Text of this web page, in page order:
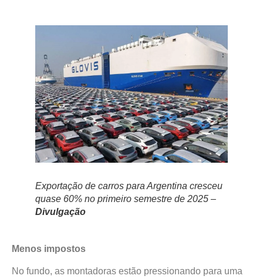
Exportação de carros para Argentina cresceu
quase 60% no primeiro semestre de 2025 –
Divulgação
Menos impostos
No fundo, as montadoras estão pressionando para uma